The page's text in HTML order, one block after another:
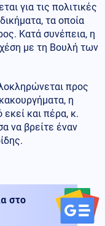
για τις πολιτικές
τα οποία
Κατά συνέπεια, η
με τη Βουλή των
προς
η
και πέρα, κ.
να βρείτε έναν
στο